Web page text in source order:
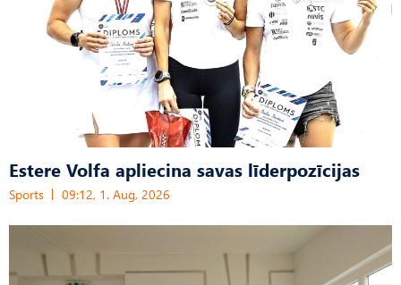
Estere Volfa apliecina savas līderpozīcijas
Sports 09:12, 1. Aug, 2026